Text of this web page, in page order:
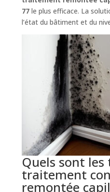
77le plus efficace. La
l’état du bâtiment et du
Quels sont les
traitement
remontée